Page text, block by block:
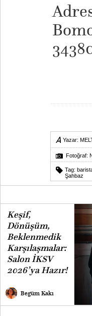
Yazar:
Fotoğraf:
Tag:
Şahbaz
Keşif,
Dönüşüm,
Beklenmedik
Karşılaşmalar:
Salon İKSV
2026’ya Hazır!
Begüm Kakı